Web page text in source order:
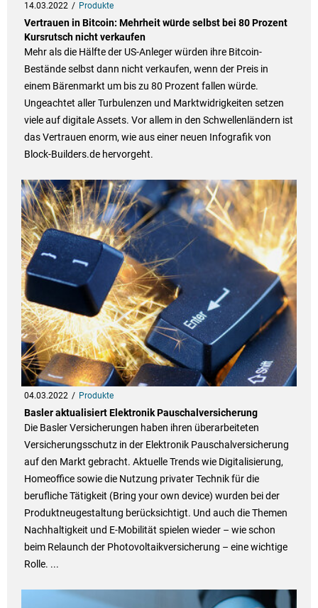
14.03.2022 Produkte
Vertrauen in Bitcoin: Mehrheit würde selbst bei 80 Prozent
Kursrutsch nicht verkaufen
Mehr als die Hälfte der US-Anleger würden ihre Bitcoin-
Bestände selbst dann nicht verkaufen, wenn der Preis in
einem Bärenmarkt um bis zu 80 Prozent fallen würde.
Ungeachtet aller Turbulenzen und Marktwidrigkeiten setzen
viele auf digitale Assets. Vor allem in den Schwellenländern ist
das Vertrauen enorm, wie aus einer neuen Infografik von
Block-Builders.de hervorgeht.
04.03.2022 Produkte
Basler aktualisiert Elektronik Pauschalversicherung
Die Basler Versicherungen haben ihren überarbeiteten
Versicherungsschutz in der Elektronik Pauschalversicherung
auf den Markt gebracht. Aktuelle Trends wie Digitalisierung,
Homeoffice sowie die Nutzung privater Technik für die
berufliche Tätigkeit (Bring your own device) wurden bei der
Produktneugestaltung berücksichtigt. Und auch die Themen
Nachhaltigkeit und E-Mobilität spielen wieder – wie schon
beim Relaunch der Photovoltaikversicherung – eine wichtige
Rolle. ...